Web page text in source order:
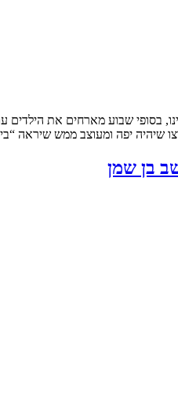
ומעוצב ממש שיראה “בית מלון” שטח
בן שמן